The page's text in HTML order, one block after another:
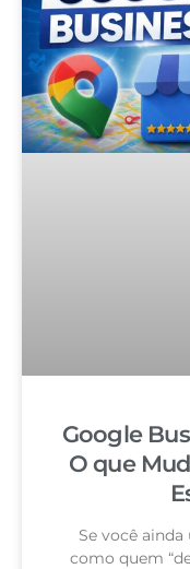
Google
O que
Se você
como quem